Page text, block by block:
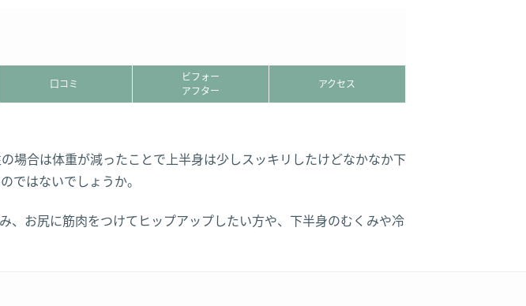
口コミ
ビフォー
アフター
アクセス
場合は体重が減ったことで上半身は少しスッキリしたけどなかなか下
ではないでしょうか。
お尻に筋肉をつけてヒップアップしたい方や、下半身のむくみや冷